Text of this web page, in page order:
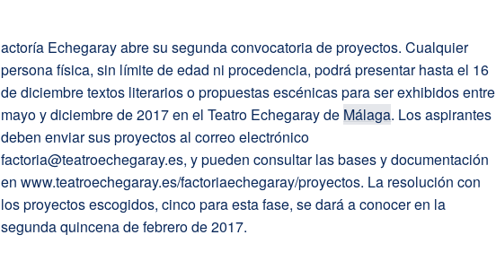
actoría Echegaray abre su segunda convocatoria de proyectos. Cualquier
persona física, sin límite de edad ni procedencia, podrá presentar hasta el 16
de diciembre textos literarios o propuestas escénicas para ser exhibidos entre
mayo y diciembre de 2017 en el Teatro Echegaray de Málaga. Los aspirantes
deben enviar sus proyectos al correo electrónico
factoria@teatroechegaray.es, y pueden consultar las bases y documentación
en www.teatroechegaray.es/factoriaechegaray/proyectos. La resolución con
los proyectos escogidos, cinco para esta fase, se dará a conocer en la
segunda quincena de febrero de 2017.